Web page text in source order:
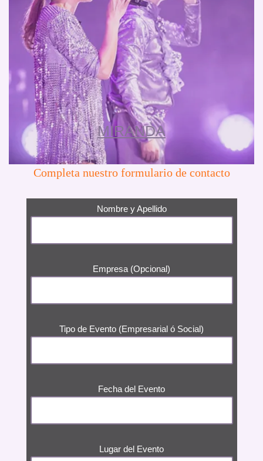
MIRANDA
Completa nuestro formulario de contacto
Nombre y Apellido
Empresa (Opcional)
Tipo de Evento (Empresarial ó Social)
Fecha del Evento
Lugar del Evento